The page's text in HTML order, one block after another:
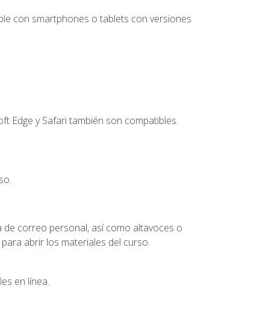
con smartphones o tablets con versiones
Edge y Safari también son compatibles.
correo personal, así como altavoces o
abrir los materiales del curso.
en línea.